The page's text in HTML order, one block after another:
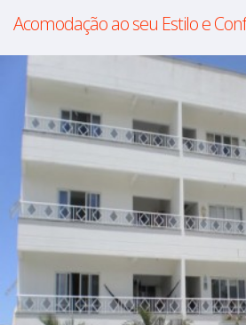
Acomodação ao seu Estilo e